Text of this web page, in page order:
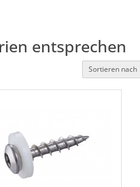
entsprechen
Sortieren nach